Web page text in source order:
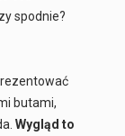
spodnie?
butami,
Wygląd to